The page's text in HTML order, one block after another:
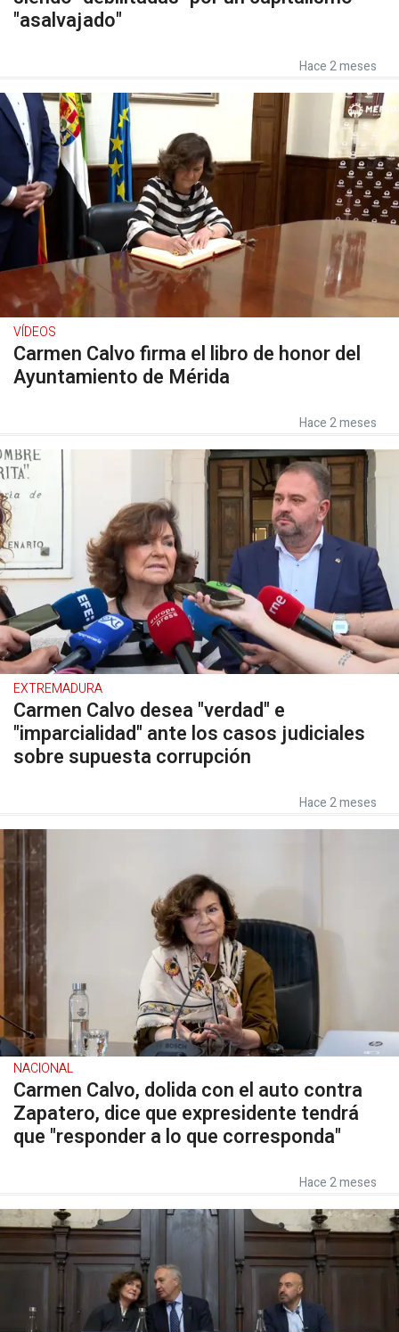
"asalvajado"
Hace 2 meses
VÍDEOS
Carmen Calvo firma el libro de honor del
Ayuntamiento de Mérida
Hace 2 meses
EXTREMADURA
Carmen Calvo desea "verdad" e
"imparcialidad" ante los casos judiciales
sobre supuesta corrupción
Hace 2 meses
NACIONAL
Carmen Calvo, dolida con el auto contra
Zapatero, dice que expresidente tendrá
que "responder a lo que corresponda"
Hace 2 meses